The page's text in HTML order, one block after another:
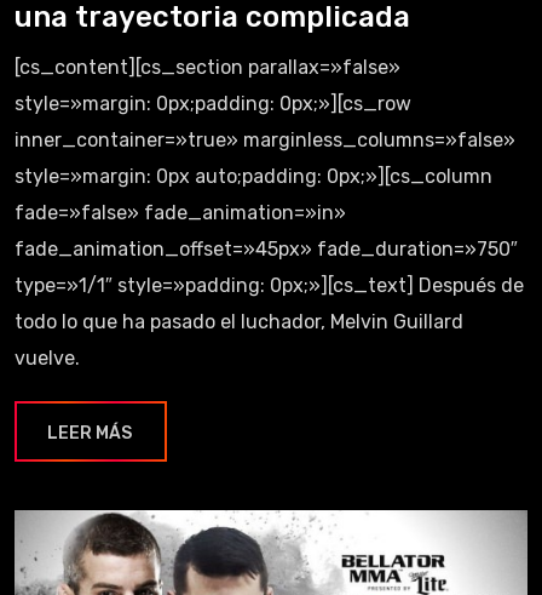
una trayectoria complicada
[cs_content][cs_section parallax=»false»
style=»margin: 0px;padding: 0px;»][cs_row
inner_container=»true» marginless_columns=»false»
style=»margin: 0px auto;padding: 0px;»][cs_column
fade=»false» fade_animation=»in»
fade_animation_offset=»45px» fade_duration=»750″
type=»1/1″ style=»padding: 0px;»][cs_text] Después de
todo lo que ha pasado el luchador, Melvin Guillard
vuelve.
LEER MÁS